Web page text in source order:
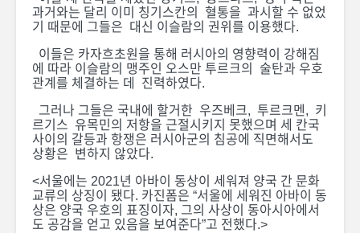
과거와는 달리 이미 칭기스칸의 혈통을 과시할 수 없었
기 때문에 그들은 대신 이슬람의 권위를 이용했다.
이들은 카자흐초원을 통해 러시아의 영향력이 강해짐
에 따라 이슬람의 맹주인 오스만 투르크의 술탄과 우호
관계를 체결하는 데 진력하였다.
그러나 그들은 국내에 할거한 우즈베크, 투르크멘, 키
르기스 유목민의 저항을 근절시키지 못했으며 세 칸국
사이의 갈등과 항쟁은 러시아군의 침공에 직면해서도
상황은 변하지 않았다.
<서울에는 2021년 아바이 동상이 세워져 양국 간 문화
교류의 상징이 됐다. 카진폼은 “서울에 세워진 아바이 동
상은 양국 우호의 표징이자, 그의 사상이 동아시아에서
도 공감을 얻고 있음을 보여준다”고 전했다.>